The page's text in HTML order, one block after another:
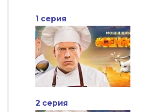
1 серия
2 серия